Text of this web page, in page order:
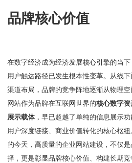
品牌核心价值
在数字经济成为经济发展核心引擎的当
用户触达路径已发生根本性变革。从线
渠道布局，品牌的竞争阵地逐渐从物理
网站作为品牌在互联网世界的核心数字
展示载体，早已超越了单纯的信息展示功
用户深度链接、商业价值转化的核心枢
的今天，高质量的企业网站建设，不仅
择，更是彰显品牌核心价值、构建长期竞